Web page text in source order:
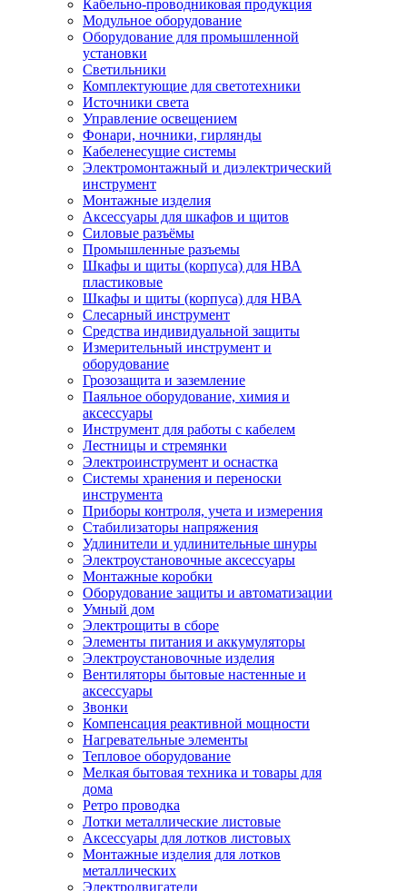
Кабельно-проводниковая продукция
Модульное оборудование
Оборудование для промышленной
установки
Светильники
Комплектующие для светотехники
Источники света
Управление освещением
Фонари, ночники, гирлянды
Кабеленесущие системы
Электромонтажный и диэлектрический
инструмент
Монтажные изделия
Аксессуары для шкафов и щитов
Силовые разъёмы
Промышленные разъемы
Шкафы и щиты (корпуса) для НВА
пластиковые
Шкафы и щиты (корпуса) для НВА
Слесарный инструмент
Средства индивидуальной защиты
Измерительный инструмент и
оборудование
Грозозащита и заземление
Паяльное оборудование, химия и
аксессуары
Инструмент для работы с кабелем
Лестницы и стремянки
Электроинструмент и оснастка
Системы хранения и переноски
инструмента
Приборы контроля, учета и измерения
Стабилизаторы напряжения
Удлинители и удлинительные шнуры
Электроустановочные аксессуары
Монтажные коробки
Оборудование защиты и автоматизации
Умный дом
Электрощиты в сборе
Элементы питания и аккумуляторы
Электроустановочные изделия
Вентиляторы бытовые настенные и
аксессуары
Звонки
Компенсация реактивной мощности
Нагревательные элементы
Тепловое оборудование
Мелкая бытовая техника и товары для
дома
Ретро проводка
Лотки металлические листовые
Аксессуары для лотков листовых
Монтажные изделия для лотков
металлических
Электродвигатели